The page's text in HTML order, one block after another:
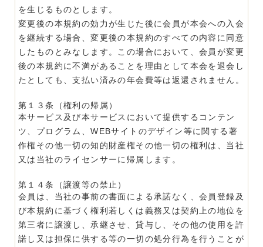
を生じるものとします。
変更後の本規約の効力が生じた後に会員が本会への入会
を継続する場合、変更後の本規約のすべての内容に同意
したものとみなします。この場合において、会員が変更
後の本規約に不満があることを理由として本会を退会し
たとしても、支払い済みの年会費等は返還されません。
第１３条（権利の帰属）
本サービス及び本サービスにおいて提供するコンテン
ツ、プログラム、WEBサイトのデザイン等に関する著
作権その他一切の知的財産権その他一切の権利は、当社
又は当社のライセンサーに帰属します。
第１４条（譲渡等の禁止）
会員は、当社の事前の書面による承諾なく、会員登録及
び本規約に基づく権利若しくは義務又は契約上の地位を
第三者に譲渡し、承継させ、貸与し、その他の使用を許
諾し又は担保に供する等の一切の処分行為を行うことが